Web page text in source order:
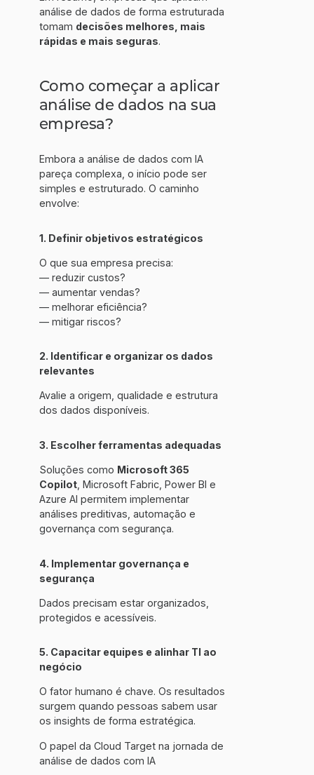
análise de dados de forma estruturada
tomam decisões melhores, mais
rápidas e mais seguras.
Como começar a aplicar
análise de dados na sua
empresa?
Embora a análise de dados com IA
pareça complexa, o início pode ser
simples e estruturado. O caminho
envolve:
1. Definir objetivos estratégicos
O que sua empresa precisa:
— reduzir custos?
— aumentar vendas?
— melhorar eficiência?
— mitigar riscos?
2. Identificar e organizar os dados
relevantes
Avalie a origem, qualidade e estrutura
dos dados disponíveis.
3. Escolher ferramentas adequadas
Soluções como Microsoft 365
Copilot, Microsoft Fabric, Power BI e
Azure AI permitem implementar
análises preditivas, automação e
governança com segurança.
4. Implementar governança e
segurança
Dados precisam estar organizados,
protegidos e acessíveis.
5. Capacitar equipes e alinhar TI ao
negócio
O fator humano é chave. Os resultados
surgem quando pessoas sabem usar
os insights de forma estratégica.
O papel da Cloud Target na jornada de
análise de dados com IA